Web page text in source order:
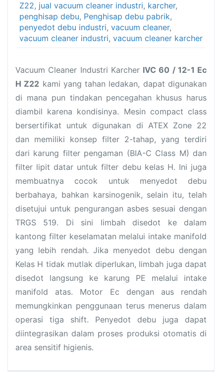
Z22, jual vacuum cleaner industri, karcher,
penghisap debu, Penghisap debu pabrik,
penyedot debu industri, vacuum cleaner,
vacuum cleaner industri, vacuum cleaner karcher
Vacuum Cleaner Industri Karcher IVC 60 / 12-1 Ec
H Z22 kami yang tahan ledakan, dapat digunakan
di mana pun tindakan pencegahan khusus harus
diambil karena kondisinya. Mesin compact class
bersertifikat untuk digunakan di ATEX Zone 22
dan memiliki konsep filter 2-tahap, yang terdiri
dari karung filter pengaman (BIA-C Class M) dan
filter lipit datar untuk filter debu kelas H. Ini juga
membuatnya cocok untuk menyedot debu
berbahaya, bahkan karsinogenik, selain itu, telah
disetujui untuk pengurangan asbes sesuai dengan
TRGS 519. Di sini limbah disedot ke dalam
kantong filter keselamatan melalui intake manifold
yang lebih rendah. Jika menyedot debu dengan
Kelas H tidak mutlak diperlukan, limbah juga dapat
disedot langsung ke karung PE melalui intake
manifold atas. Motor Ec dengan aus rendah
memungkinkan penggunaan terus menerus dalam
operasi tiga shift. Penyedot debu juga dapat
diintegrasikan dalam proses produksi otomatis di
area sensitif higienis.